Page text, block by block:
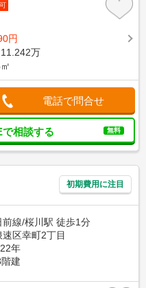
円
11.242万
電話で問合せ
相談する 無料
初期費用に注目
前線/桜川駅 徒歩1分
区幸町2丁目
年
建